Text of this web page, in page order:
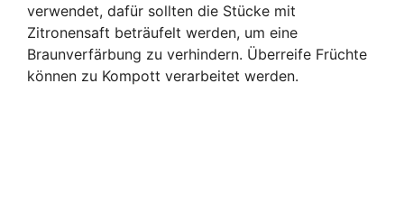
verwendet, dafür sollten die Stücke mit
Zitronensaft beträufelt werden, um eine
Braunverfärbung zu verhindern. Überreife Früchte
können zu Kompott verarbeitet werden.